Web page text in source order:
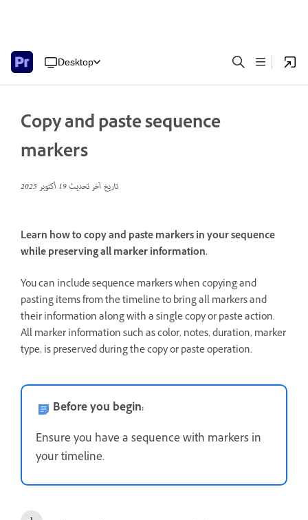
Desktop
Copy and paste sequence
markers
تاريخ آخر تحديث19 أكتوبر 2025
Learn how to copy and paste markers in your sequence
while preserving all marker information.
You can include sequence markers when copying and
pasting items from the timeline to bring all markers and
their information along with a single copy or paste action.
All marker information such as color, notes, duration, marker
type, is preserved during the copy or paste operation.
Before you begin:
Ensure you have a sequence with markers in
your timeline.